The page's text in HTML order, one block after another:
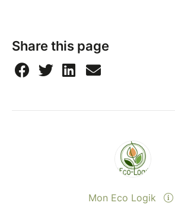
Share this page
Mon Eco Logik